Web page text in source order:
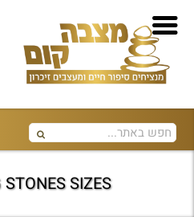
SIZES<